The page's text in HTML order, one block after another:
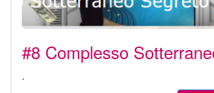
#8 Complesso
.